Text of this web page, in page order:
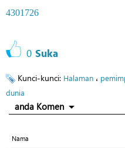
4301726
0 Suka
Kunci-kunci: Halaman ،
dunia
anda Komen
Nama